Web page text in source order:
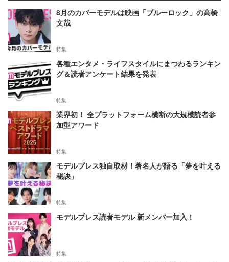
8月のカバーモデルは映画「ブルーロック」の高橋
文哉
特集
各種エンタメ・ライフスタイルにまつわるランキン
グ＆読者アンケート結果を発表
特集
業界初！ 全プラットフォーム横断の大規模読者参
加型アワード
特集
モデルプレス独自取材！著名人が語る「夢を叶える
秘訣」
特集
モデルプレス読者モデル 新メンバー加入！
特集